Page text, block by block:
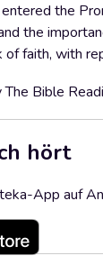
the
the
faith, with
Bible
hört
App auf